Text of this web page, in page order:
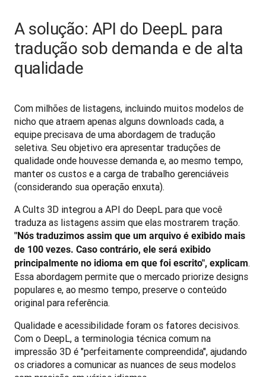
A solução: API do DeepL para
tradução sob demanda e de alta
qualidade
Com milhões de listagens, incluindo muitos modelos de
nicho que atraem apenas alguns downloads cada, a
equipe precisava de uma abordagem de tradução
seletiva. Seu objetivo era apresentar traduções de
qualidade onde houvesse demanda e, ao mesmo tempo,
manter os custos e a carga de trabalho gerenciáveis
(considerando sua operação enxuta).
A Cults 3D integrou a API do DeepL para que você
"Nós traduzimos assim que um arquivo é exibido mais
de 100 vezes. Caso contrário, ele será exibido
principalmente no idioma em que foi escrito", explicam.
Essa abordagem permite que o mercado priorize designs
populares e, ao mesmo tempo, preserve o conteúdo
original para referência.
Qualidade e acessibilidade foram os fatores decisivos.
Com o DeepL, a terminologia técnica comum na
impressão 3D é "perfeitamente compreendida", ajudando
os criadores a comunicar as nuances de seus modelos